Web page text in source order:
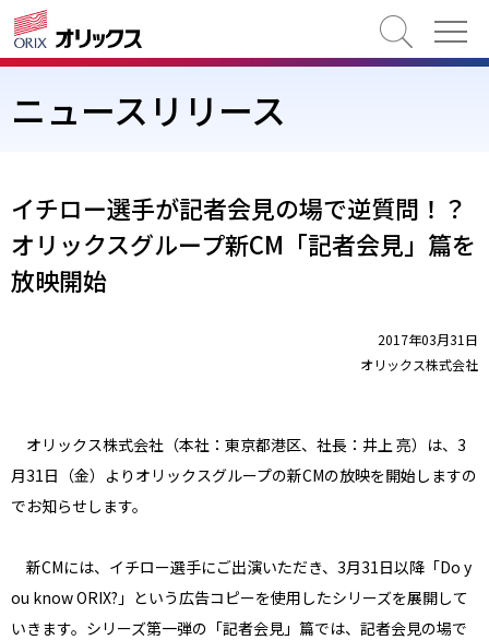
検索
ニュースリリース
イチロー選手が記者会見の場で逆質問！？
オリックスグループ新CM「記者会見」篇を
放映開始
2017年03月31日
オリックス株式会社
オリックス株式会社（本社：東京都港区、社長：井上 亮）は、3
月31日（金）よりオリックスグループの新CMの放映を開始しますの
でお知らせします。
新CMには、イチロー選手にご出演いただき、3月31日以降「Do y
ou know ORIX?」という広告コピーを使用したシリーズを展開して
いきます。シリーズ第一弾の「記者会見」篇では、記者会見の場で